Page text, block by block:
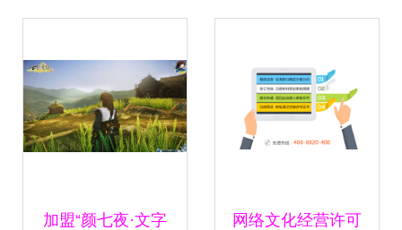
加盟“颜七夜·文字 网络文化经营许可